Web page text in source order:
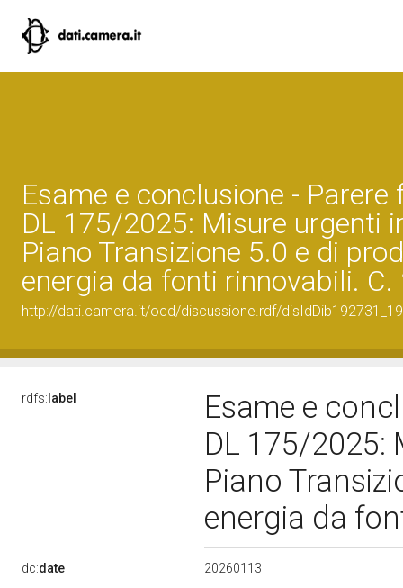
Esame e conclusione - Parere
DL 175/2025: Misure urgenti
Piano Transizione 5.0 e di
energia da fonti rinnovabili. C.
http://dati.camera.it/ocd/discussione.rdf/disIdDib192731_19
rdfs: label
Esame e
DL 175/2025:
Piano
energia da
dc:date 20260113